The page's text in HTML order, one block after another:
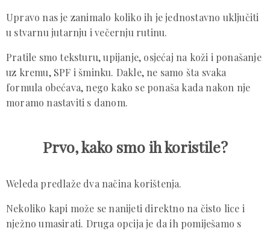
Upravo nas je zanimalo koliko ih je jednostavno uključiti
u stvarnu jutarnju i večernju rutinu.
Pratile smo teksturu, upijanje, osjećaj na koži i ponašanje
uz kremu, SPF i šminku. Dakle, ne samo šta svaka
formula obećava, nego kako se ponaša kada nakon nje
moramo nastaviti s danom.
Prvo, kako smo ih koristile?
Weleda predlaže dva načina korištenja.
Nekoliko kapi može se nanijeti direktno na čisto lice i
nježno umasirati. Druga opcija je da ih pomiješamo s